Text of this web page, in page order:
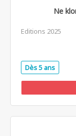
Ne
Editions 2025
Dès 5 ans